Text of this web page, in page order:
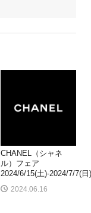
CHANEL（シャネ
ル）フェア
2024/6/15(土)-2024/7/7(日)
2024.06.16